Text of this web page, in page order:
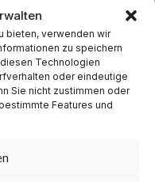
bieten, verwenden wir
zu speichern
Technologien
oder eindeutige
Sie nicht zustimmen oder
Features und